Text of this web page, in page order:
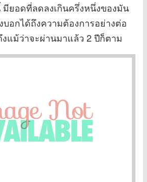
มียอดที่ลดลงเกินครึ่งหนึ่งของมัน
อกได้ถึงความต้องการอย่างต่อ
งแม้ว่าจะผ่านมาแล้ว 2 ปีก็ตาม